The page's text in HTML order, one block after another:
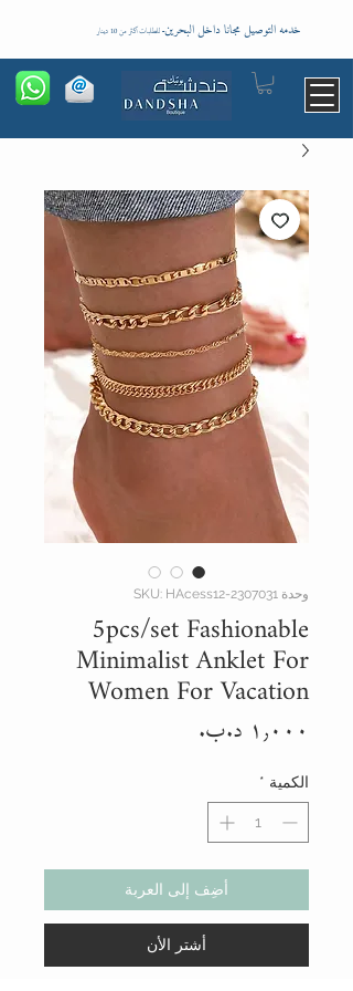
خدمه التوصيل مجانا داخل البحرين- للطلبات اكثر من 10 دينار
وحدة SKU: HAcess12-2307031
5pcs/set Fashionable
Minimalist Anklet For
Women For Vacation
الكمية *
أضِف إلى العربة
أشتر الأن